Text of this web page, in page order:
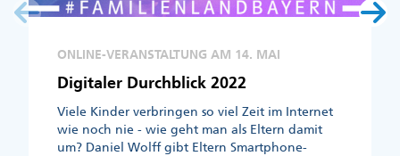
ONLINE-VERANSTALTUNG AM 14. MAI
Digitaler Durchblick 2022
Viele Kinder verbringen so viel Zeit im Internet
wie noch nie - wie geht man als Eltern damit
um? Daniel Wolff gibt Eltern Smartphone-